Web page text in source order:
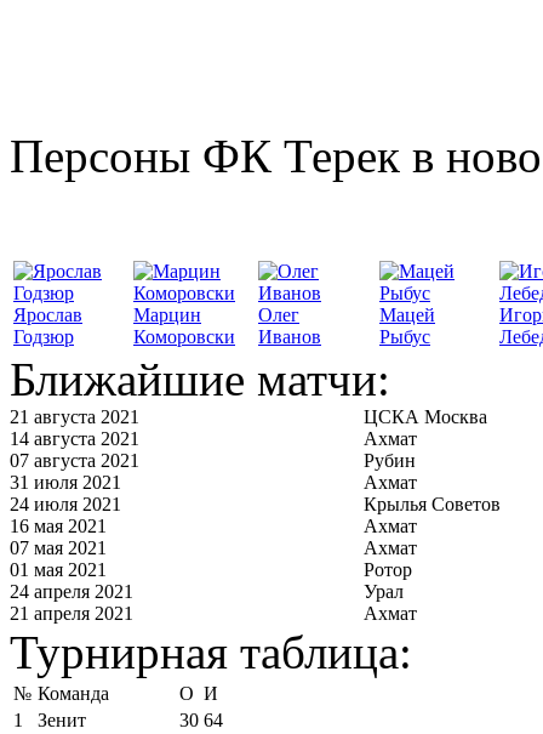
Персоны ФК Терек в
Ярослав
Годзюр
Марцин
Коморовски
Олег
Иванов
Мацей
Рыбус
Ближайшие матчи:
21 августа 2021
ЦСКА Москва
14 августа 2021
Ахмат
07 августа 2021
Рубин
31 июля 2021
Ахмат
24 июля 2021
Крылья Советов
16 мая 2021
Ахмат
07 мая 2021
Ахмат
01 мая 2021
Ротор
24 апреля 2021
Урал
21 апреля 2021
Ахмат
Турнирная таблица:
№ Команда О И
1
Зенит 30 64